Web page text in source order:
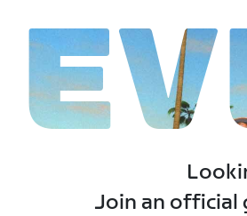
Join an official